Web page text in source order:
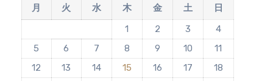
月 火 水 木 金 土
日
1
2 3
4
5
6 7 8 9 10
11
12
13 14 15 16 17
18